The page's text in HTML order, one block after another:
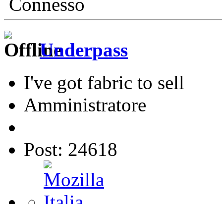
Underpass
I've got fabric to sell
Amministratore
Post: 24618